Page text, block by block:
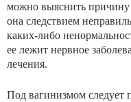
можно выяснить причину
она следствием
каких-либо
ее лежит нервное
лечения.
Под вагинизмом следует